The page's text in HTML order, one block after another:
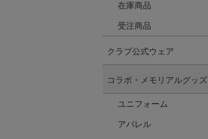
在庫商品
受注商品
クラブ公式ウェア
コラボ・メモリアルグッズ
ユニフォーム
アパレル